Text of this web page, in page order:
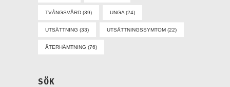
TVÅNGSVÅRD (39) UNGA (24)
UTSÄTTNING (33) UTSÄTTNINGSSYMTOM (22)
ÅTERHÄMTNING (76)
SÖK